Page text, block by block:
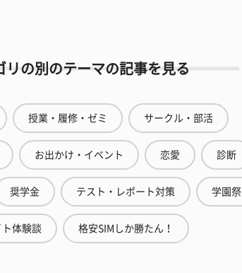
リの別のテーマの記事を見る
授業・履修・ゼミ サークル・部活
お出かけ・イベント 恋愛 診断
奨学金 テスト・レポート対策 学園祭
ト体験談 格安SIMしか勝たん！